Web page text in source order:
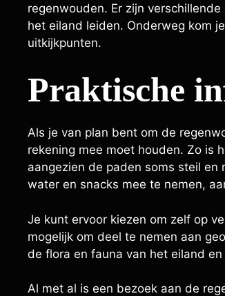
regenwouden. Er zijn
het eiland leiden. Onderweg kom
uitkijkpunten.
Praktische
Als je van plan bent om de
rekening mee moet houden. Zo is
aangezien de paden soms steil
water en snacks mee te nemen,
Je kunt ervoor kiezen om zelf op
mogelijk om deel te nemen aan
de flora en fauna van het eiland
Al met al is een bezoek aan de